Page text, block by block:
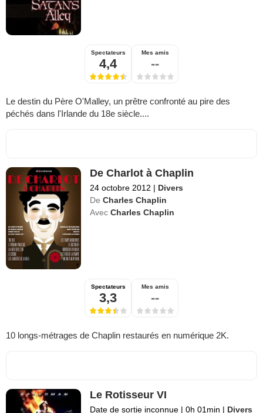
Spectateurs
4,4
Mes amis
--
Le destin du Père O'Malley, un prêtre confronté au pire des
péchés dans l'Irlande du 18e siècle....
De Charlot à Chaplin
24 octobre 2012 | Divers
De Charles Chaplin
Avec Charles Chaplin
Spectateurs
3,3
Mes amis
--
10 longs-métrages de Chaplin restaurés en numérique 2K.
Le Rotisseur VI
Date de sortie inconnue | 0h 01min | Divers